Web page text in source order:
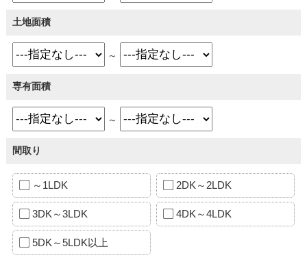
土地面積
～
専有面積
～
間取り
～1LDK 2DK～2LDK
3DK～3LDK 4DK～4LDK
5DK～5LDK以上